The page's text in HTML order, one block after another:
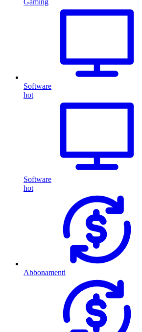
Gaming
Software
hot
Software
hot
Abbonamenti